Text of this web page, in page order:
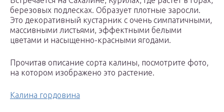
березовых подлесках. Образует плотные заросли.
Это декоративный кустарник с очень симпатичными,
массивными листьями, эффектными белыми
цветами и насыщенно-красными ягодами.
Прочитав описание сорта калины, посмотрите фото,
на котором изображено это растение.
Калина гордовина